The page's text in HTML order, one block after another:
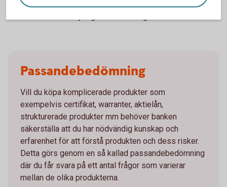
kraftigt under innehavstiden, vilket kan medföra en
Passandebedömning
Vill du köpa komplicerade produkter som
exempelvis certifikat, warranter, aktielån,
strukturerade produkter mm behöver banken
säkerställa att du har nödvändig kunskap och
erfarenhet för att förstå produkten och dess risker.
Detta görs genom en så kallad passandebedömning
där du får svara på ett antal frågor som varierar
mellan de olika produkterna.